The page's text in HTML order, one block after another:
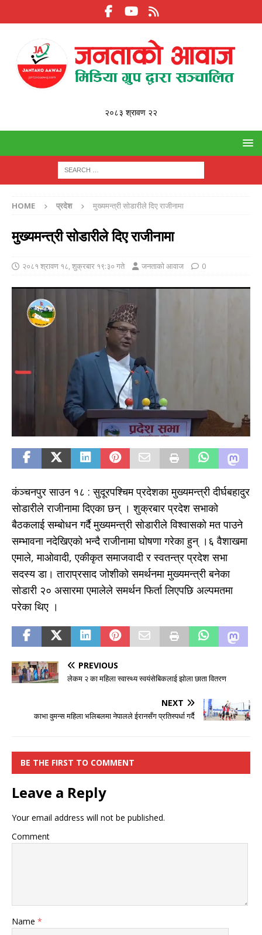
२०८३ श्रावण २२
HOME प्रदेश मुख्यमन्त्री सोडारीले दिए राजीनामा
मुख्यमन्त्री सोडारीले दिए राजीनामा
२०८१ श्रावण १८, शुक्रबार १९:३० गते जनताको आवाज 0
कंञ्चनपुर साउन १८ : सुदूरपश्चिम प्रदेशका मुख्यमन्त्री दीर्घबहादुर
सोडारीले राजीनामा दिएका छन् । शुक्रबार प्रदेश सभाको
बैठकलाई सम्बोधन गर्दै मुख्यमन्त्री सोडारीले विश्वासको मत पाउने
सम्भावना नदेखिएको भन्दै राजीनामा घोषणा गरेका हुन् ।६ वैशाखमा
एमाले, माओवादी, एकीकृत समाजवादी र स्वतन्त्र प्रदेश सभा
सदस्य डा। ताराप्रसाद जोशीको समर्थनमा मुख्यमन्त्री बनेका
सोडारी २० असारमा एमालेले समर्थन फिर्ता लिएपछि अल्पमतमा
परेका थिए ।
PREVIOUS
लेकम २ का महिला स्वास्थ्य स्वयंसेबिकलाई झोला छाता वितरण
NEXT
काभा वुमन्स महिला भलिबलमा नेपालले ईरानसँग प्रतिस्पर्धा गर्दै
BE THE FIRST TO COMMENT
Leave a Reply
Your email address will not be published.
Comment
Name *